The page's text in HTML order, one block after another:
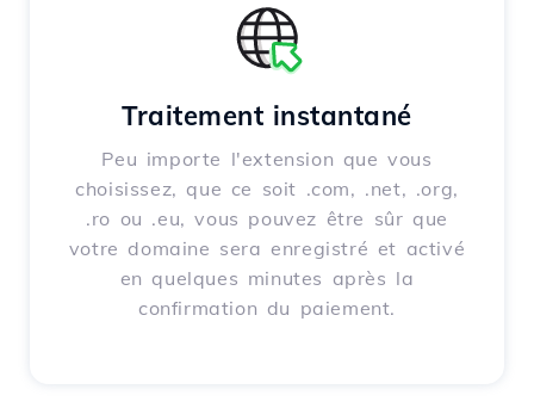
Traitement instantané
Peu importe l'extension que vous
choisissez, que ce soit .com, .net, .org,
.ro ou .eu, vous pouvez être sûr que
votre domaine sera enregistré et activé
en quelques minutes après la
confirmation du paiement.